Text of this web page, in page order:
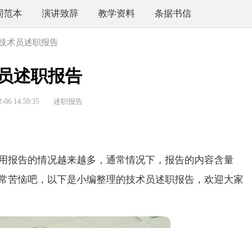
范本 演讲致辞 教学资料 条据书信
术员述职报告
述职报告
06 14:59:35 述职报告
告的情况越来越多，通常情况下，报告的内容含量
苦恼吧，以下是小编整理的技术员述职报告，欢迎大家